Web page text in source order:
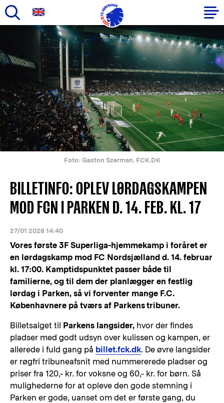
hovedindhold
navigation
Foto: Gaston Szerman, FCK.DK
BILLETINFO: OPLEV LØRDAGSKAMPEN
MOD FCN I PARKEN D. 14. FEB. KL. 17
27/01 2026 14:40
Vores første 3F Superliga-hjemmekamp i foråret er
en lørdagskamp mod FC Nordsjælland d. 14. februar
kl. 17:00. Kamptidspunktet passer både til
familierne, og til dem der planlægger en festlig
lørdag i Parken, så vi forventer mange F.C.
Københavnere på tværs af Parkens tribuner.
Billetsalget til Parkens langsider, hvor der findes
pladser med godt udsyn over kulissen og kampen, er
allerede i fuld gang på billet.fck.dk. De øvre langsider
er røgfri tribuneafsnit med nummererede pladser og
priser fra 120,- kr. for voksne og 60,- kr. for børn. Så
mulighederne for at opleve den gode stemning i
Parken er gode, uanset om det er første gang, du